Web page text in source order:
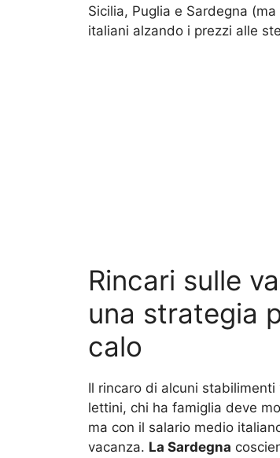
Sicilia, Puglia e Sardegna
italiani alzando i prezzi alle
Rincari sulle
una strategia
calo
Il rincaro di alcuni
lettini, chi ha famiglia deve
ma con il salario medio
vacanza. La Sardegna